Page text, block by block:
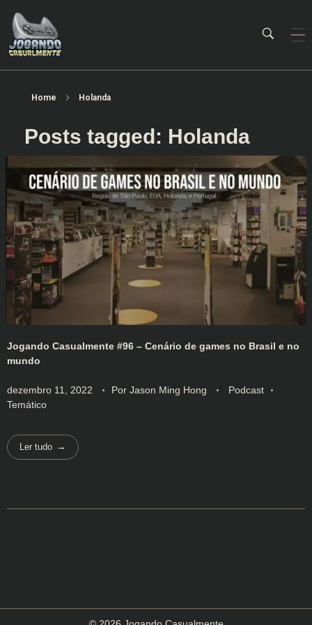
Home Holanda
Posts tagged: Holanda
Jogando Casualmente #96 – Cenário de games no Brasil e no
mundo
dezembro 11, 2022 Por Jason Ming Hong
Podcast
Temático
Ler tudo